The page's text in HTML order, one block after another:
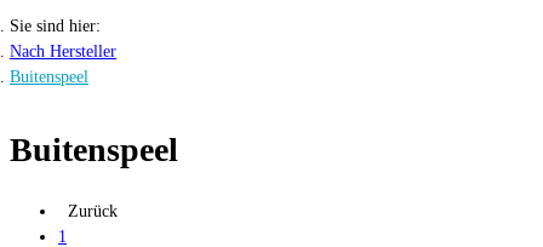
Sie sind hier:
Nach Hersteller
Buitenspeel
Buitenspeel
Zurück
1